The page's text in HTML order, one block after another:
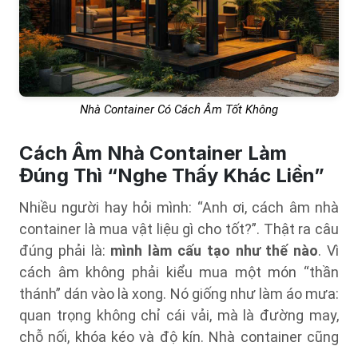
Nhà Container Có Cách Âm Tốt Không
Cách Âm Nhà Container Làm
Đúng Thì “Nghe Thấy Khác Liền”
Nhiều người hay hỏi mình: “Anh ơi, cách âm nhà
container là mua vật liệu gì cho tốt?”. Thật ra câu
đúng phải là: mình làm cấu tạo như thế nào. Vì
cách âm không phải kiểu mua một món “thần
thánh” dán vào là xong. Nó giống như làm áo mưa:
quan trọng không chỉ cái vải, mà là đường may,
chỗ nối, khóa kéo và độ kín. Nhà container cũng